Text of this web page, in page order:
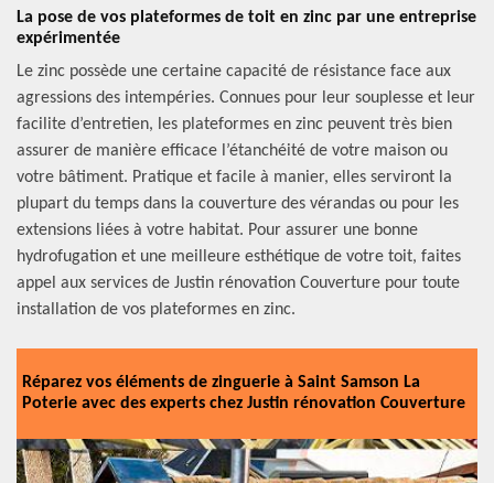
La pose de vos plateformes de toit en zinc par une entreprise
expérimentée
Le zinc possède une certaine capacité de résistance face aux
agressions des intempéries. Connues pour leur souplesse et leur
facilite d’entretien, les plateformes en zinc peuvent très bien
assurer de manière efficace l’étanchéité de votre maison ou
votre bâtiment. Pratique et facile à manier, elles serviront la
plupart du temps dans la couverture des vérandas ou pour les
extensions liées à votre habitat. Pour assurer une bonne
hydrofugation et une meilleure esthétique de votre toit, faites
appel aux services de Justin rénovation Couverture pour toute
installation de vos plateformes en zinc.
Réparez vos éléments de zinguerie à Saint Samson La
Poterie avec des experts chez Justin rénovation Couverture